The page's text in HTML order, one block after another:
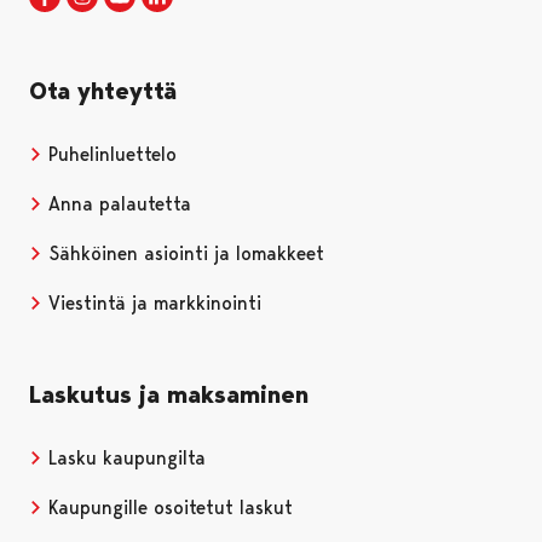
Ota yhteyttä
Puhelinluettelo
Anna palautetta
Sähköinen asiointi ja lomakkeet
Viestintä ja markkinointi
Laskutus ja maksaminen
Lasku kaupungilta
Kaupungille osoitetut laskut